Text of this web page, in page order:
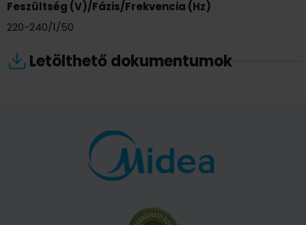
Feszültség (V)/Fázis/Frekvencia (Hz)
220-240/1/50
Letölthető dokumentumok